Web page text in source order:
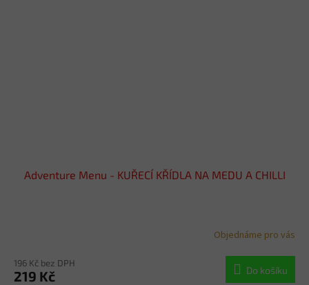
Adventure Menu - KUŘECÍ KŘÍDLA NA MEDU A CHILLI
Objednáme pro vás
196 Kč bez DPH
219 Kč Do košíku